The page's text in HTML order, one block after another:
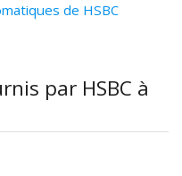
de HSBC
par HSBC à